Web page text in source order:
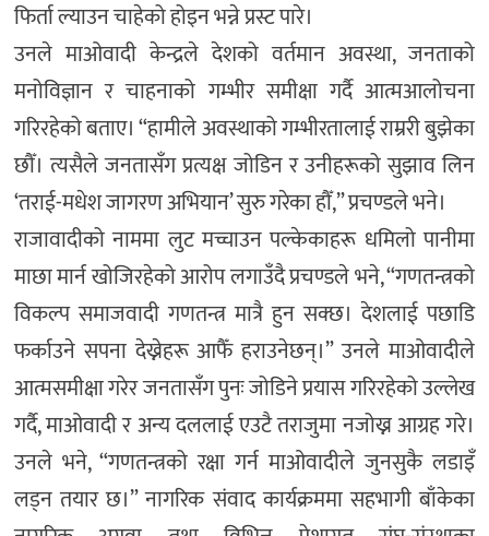
फिर्ता ल्याउन चाहेको होइन भन्ने प्रस्ट पारे।
उनले माओवादी केन्द्रले देशको वर्तमान अवस्था, जनताको
मनोविज्ञान र चाहनाको गम्भीर समीक्षा गर्दै आत्मआलोचना
गरिरहेको बताए। “हामीले अवस्थाको गम्भीरतालाई राम्ररी बुझेका
छौँ। त्यसैले जनतासँग प्रत्यक्ष जोडिन र उनीहरूको सुझाव लिन
‘तराई-मधेश जागरण अभियान’ सुरु गरेका हौँ,” प्रचण्डले भने।
राजावादीको नाममा लुट मच्चाउन पल्केकाहरू धमिलो पानीमा
माछा मार्न खोजिरहेको आरोप लगाउँदै प्रचण्डले भने, “गणतन्त्रको
विकल्प समाजवादी गणतन्त्र मात्रै हुन सक्छ। देशलाई पछाडि
फर्काउने सपना देख्नेहरू आफैँ हराउनेछन्।” उनले माओवादीले
आत्मसमीक्षा गरेर जनतासँग पुनः जोडिने प्रयास गरिरहेको उल्लेख
गर्दै, माओवादी र अन्य दललाई एउटै तराजुमा नजोख्न आग्रह गरे।
उनले भने, “गणतन्त्रको रक्षा गर्न माओवादीले जुनसुकै लडाइँ
लड्न तयार छ।” नागरिक संवाद कार्यक्रममा सहभागी बाँकेका